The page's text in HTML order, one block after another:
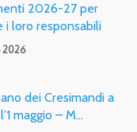
2026-27 per
i loro responsabili
2026
dei Cresimandi a
maggio – M…